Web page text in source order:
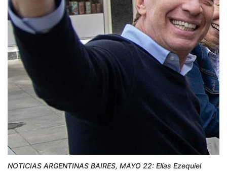
NOTICIAS ARGENTINAS BAIRES, MAYO 22: Elías Ezequiel